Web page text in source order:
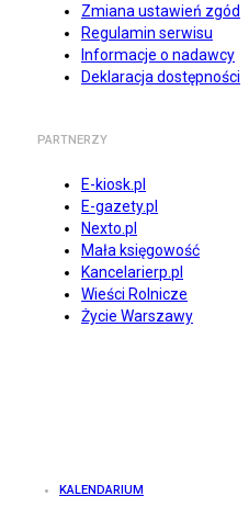
Zmiana ustawień zgód
Regulamin serwisu
Informacje o nadawcy
Deklaracja dostępności
PARTNERZY
E-kiosk.pl
E-gazety.pl
Nexto.pl
Mała księgowość
Kancelarierp.pl
Wieści Rolnicze
Życie Warszawy
KALENDARIUM